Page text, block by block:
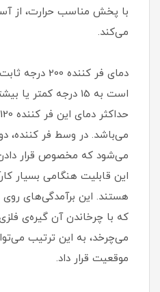
با پخش مناسب حرارت، از
می‌کند.
دمای فر کننده
است به 15 درجه کمتر
می‌باشد. در وسط فر کننده،
می‌شود که مخصوص قرار
این قابلیت هنگامی بسیار
هستند. این برآمدگی‌های روی
که با چرخاندن آن گیره‌ی
می‌چرخد، به این ترتیب
موقعیت قرار داد.